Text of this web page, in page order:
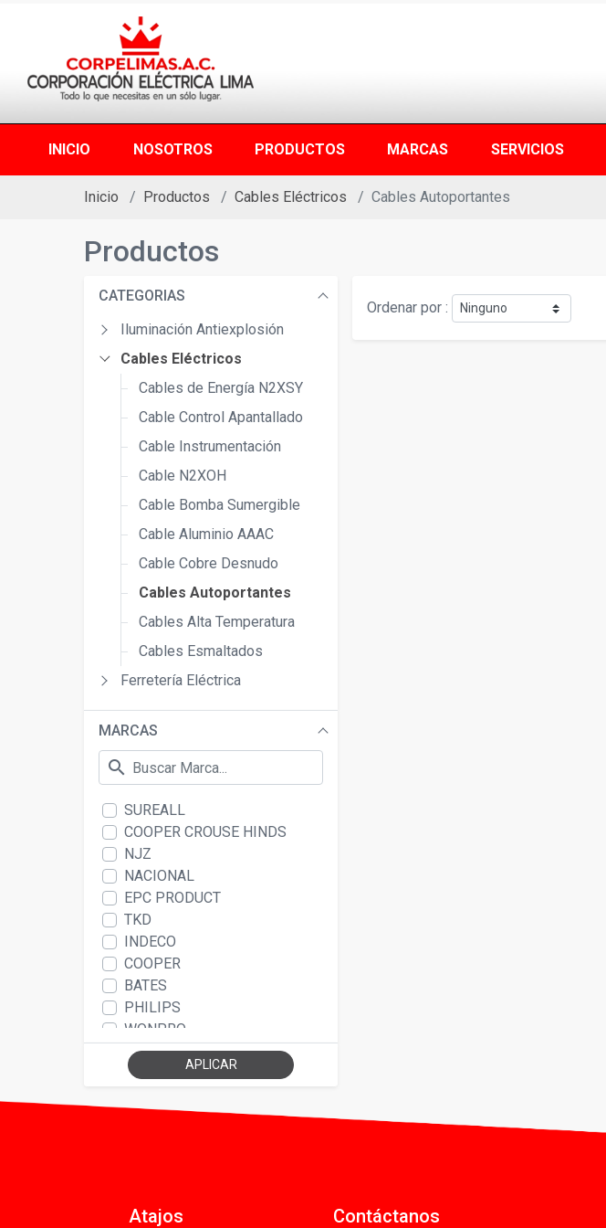
INICIO NOSOTROS PRODUCTOS MARCAS SERVICIOS
Inicio Productos Cables Eléctricos Cables Autoportantes
Productos
CATEGORIAS
Iluminación Antiexplosión
Cables Eléctricos
Cables de Energía N2XSY
Cable Control Apantallado
Cable Instrumentación
Cable N2XOH
Cable Bomba Sumergible
Cable Aluminio AAAC
Cable Cobre Desnudo
Cables Autoportantes
Cables Alta Temperatura
Cables Esmaltados
Ferretería Eléctrica
MARCAS
search
SUREALL
COOPER CROUSE HINDS
NJZ
NACIONAL
EPC PRODUCT
TKD
INDECO
COOPER
BATES
PHILIPS
WONPRO
BEISIT
YASHIPS
NAVIA BOX
ALEX
APLICAR
Ordenar por :
Atajos Contáctanos